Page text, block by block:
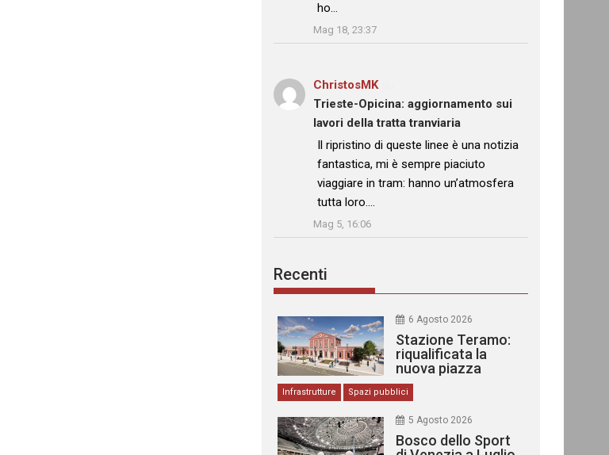
ho…
Mag 18, 23:37
ChristosMKsu
Trieste-Opicina: aggiornamento sui
lavori della tratta tranviaria
: “
Il ripristino di queste linee è una notizia
fantastica, mi è sempre piaciuto
viaggiare in tram: hanno un’atmosfera
tutta loro.…
Mag 5, 16:06
Recenti
6 Agosto 2026
Stazione Teramo:
riqualificata la
nuova piazza
urbana
Infrastrutture Spazi pubblici
5 Agosto 2026
Bosco dello Sport